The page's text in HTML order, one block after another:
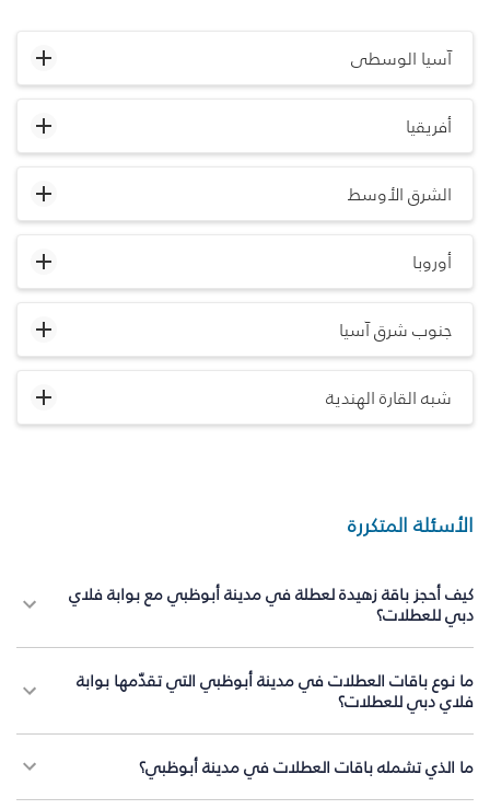
آسيا الوسطى
أفريقيا
الشرق الأوسط
أوروبا
جنوب شرق آسيا
شبه القارة الهندية
الأسئلة المتكررة
كيف أحجز باقة زهيدة لعطلة في مدينة أبوظبي مع بوابة فلاي
دبي للعطلات؟
ما نوع باقات العطلات في مدينة أبوظبي التي تقدّمها بوابة
فلاي دبي للعطلات؟
ما الذي تشمله باقات العطلات في مدينة أبوظبي؟